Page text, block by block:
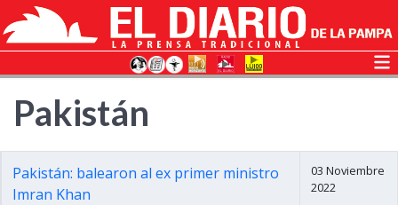
Pakistán
Pakistán: balearon al ex primer ministro
Imran Khan
03 Noviembre
2022